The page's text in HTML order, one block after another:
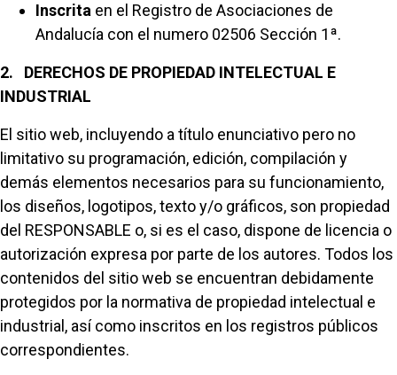
Inscrita en el Registro de Asociaciones de
Andalucía con el numero 02506 Sección 1ª.
2. DERECHOS DE PROPIEDAD INTELECTUAL E
INDUSTRIAL
El sitio web, incluyendo a título enunciativo pero no
limitativo su programación, edición, compilación y
demás elementos necesarios para su funcionamiento,
los diseños, logotipos, texto y/o gráficos, son propiedad
del RESPONSABLE o, si es el caso, dispone de licencia o
autorización expresa por parte de los autores. Todos los
contenidos del sitio web se encuentran debidamente
protegidos por la normativa de propiedad intelectual e
industrial, así como inscritos en los registros públicos
correspondientes.